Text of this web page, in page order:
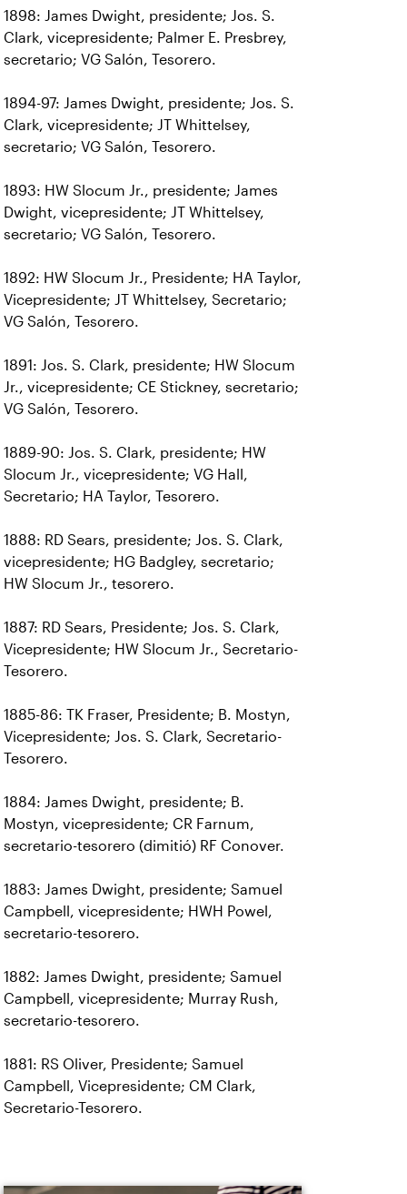
1898: James Dwight, presidente; Jos. S.
Clark, vicepresidente; Palmer E. Presbrey,
secretario; VG Salón, Tesorero.
1894-97: James Dwight, presidente; Jos. S.
Clark, vicepresidente; JT Whittelsey,
secretario; VG Salón, Tesorero.
1893: HW Slocum Jr., presidente; James
Dwight, vicepresidente; JT Whittelsey,
secretario; VG Salón, Tesorero.
1892: HW Slocum Jr., Presidente; HA Taylor,
Vicepresidente; JT Whittelsey, Secretario;
VG Salón, Tesorero.
1891: Jos. S. Clark, presidente; HW Slocum
Jr., vicepresidente; CE Stickney, secretario;
VG Salón, Tesorero.
1889-90: Jos. S. Clark, presidente; HW
Slocum Jr., vicepresidente; VG Hall,
Secretario; HA Taylor, Tesorero.
1888: RD Sears, presidente; Jos. S. Clark,
vicepresidente; HG Badgley, secretario;
HW Slocum Jr., tesorero.
1887: RD Sears, Presidente; Jos. S. Clark,
Vicepresidente; HW Slocum Jr., Secretario-
Tesorero.
1885-86: TK Fraser, Presidente; B. Mostyn,
Vicepresidente; Jos. S. Clark, Secretario-
Tesorero.
1884: James Dwight, presidente; B.
Mostyn, vicepresidente; CR Farnum,
secretario-tesorero (dimitió) RF Conover.
1883: James Dwight, presidente; Samuel
Campbell, vicepresidente; HWH Powel,
secretario-tesorero.
1882: James Dwight, presidente; Samuel
Campbell, vicepresidente; Murray Rush,
secretario-tesorero.
1881: RS Oliver, Presidente; Samuel
Campbell, Vicepresidente; CM Clark,
Secretario-Tesorero.